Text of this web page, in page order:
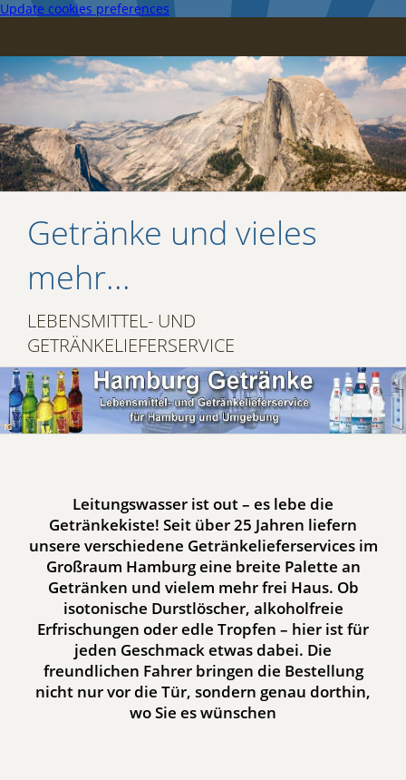
Update cookies preferences
Getränke und vieles
mehr...
LEBENSMITTEL- UND
GETRÄNKELIEFERSERVICE
Leitungswasser ist out – es lebe die
Getränkekiste! Seit über 25 Jahren liefern
unsere verschiedene Getränkelieferservices im
Großraum Hamburg eine breite Palette an
Getränken und vielem mehr frei Haus. Ob
isotonische Durstlöscher, alkoholfreie
Erfrischungen oder edle Tropfen – hier ist für
jeden Geschmack etwas dabei. Die
freundlichen Fahrer bringen die Bestellung
nicht nur vor die Tür, sondern genau dorthin,
wo Sie es wünschen